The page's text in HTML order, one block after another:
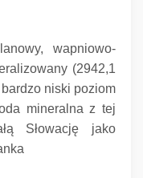
wapniowo-
(2942,1
niski poziom
mineralna z tej
Słowację jako